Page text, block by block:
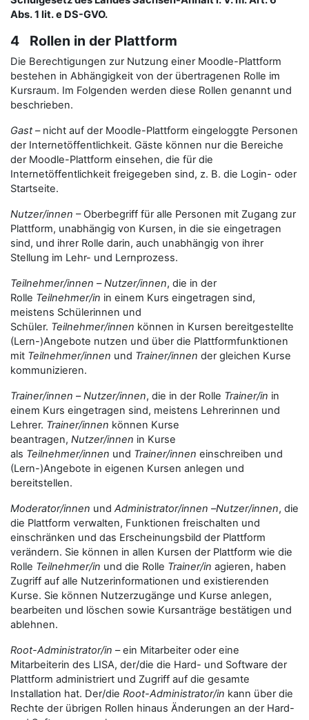
Abs. 1 lit. e DS-GVO.
4 Rollen in der Plattform
Die Berechtigungen zur Nutzung einer Moodle-Plattform
bestehen in Abhängigkeit von der übertragenen Rolle im
Kursraum. Im Folgenden werden diese Rollen genannt und
beschrieben.
Gast– nicht auf der Moodle-Plattform eingeloggte Personen
der Internetöffentlichkeit. Gäste können nur die Bereiche
der Moodle-Plattform einsehen, die für die
Internetöffentlichkeit freigegeben sind, z. B. die Login- oder
Startseite.
Nutzer/innen – Oberbegriff für alle Personen mit Zugang zur
Plattform, unabhängig von Kursen, in die sie eingetragen
sind, und ihrer Rolle darin, auch unabhängig von ihrer
Stellung im Lehr- und Lernprozess.
Teilnehmer/innen –Nutzer/innen, die in der
Rolle Teilnehmer/in in einem Kurs eingetragen sind,
meistens Schülerinnen und
Schüler. Teilnehmer/innen können in Kursen bereitgestellte
(Lern-)Angebote nutzen und über die Plattformfunktionen
mit Teilnehmer/innen und Trainer/innen der gleichen Kurse
kommunizieren.
Trainer/innen –Nutzer/innen, die in der Rolle Trainer/in in
einem Kurs eingetragen sind, meistens Lehrerinnen und
Lehrer. Trainer/innen können Kurse
beantragen, Nutzer/innen in Kurse
als Teilnehmer/innen und Trainer/innen einschreiben und
(Lern-)Angebote in eigenen Kursen anlegen und
bereitstellen.
Moderator/innen und Administrator/innen –Nutzer/innen, die
die Plattform verwalten, Funktionen freischalten und
einschränken und das Erscheinungsbild der Plattform
verändern. Sie können in allen Kursen der Plattform wie die
Rolle Teilnehmer/in und die Rolle Trainer/in agieren, haben
Zugriff auf alle Nutzerinformationen und existierenden
Kurse. Sie können Nutzerzugänge und Kurse anlegen,
bearbeiten und löschen sowie Kursanträge bestätigen und
ablehnen.
Root-Administrator/in – ein Mitarbeiter oder eine
Mitarbeiterin des LISA, der/die die Hard- und Software der
Plattform administriert und Zugriff auf die gesamte
Installation hat. Der/die Root-Administrator/in kann über die
Rechte der übrigen Rollen hinaus Änderungen an der Hard-